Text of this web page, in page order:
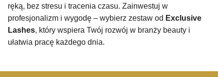
ręką, bez stresu i tracenia czasu. Zainwestuj w
profesjonalizm i wygodę – wybierz zestaw od Exclusive
Lashes, który wspiera Twój rozwój w branży beauty i
ułatwia pracę każdego dnia.